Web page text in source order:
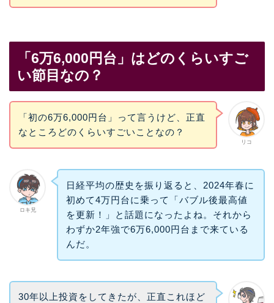
「6万6,000円台」はどのくらいすご
い節目なの？
リコ
「初の6万6,000円台」って言うけど、正直
なところどのくらいすごいことなの？
ロキ兄
日経平均の歴史を振り返ると、2024年春に
初めて4万円台に乗って「バブル後最高値
を更新！」と話題になったよね。それから
わずか2年強で6万6,000円台まで来ている
んだ。
30年以上投資をしてきたが、正直これほど